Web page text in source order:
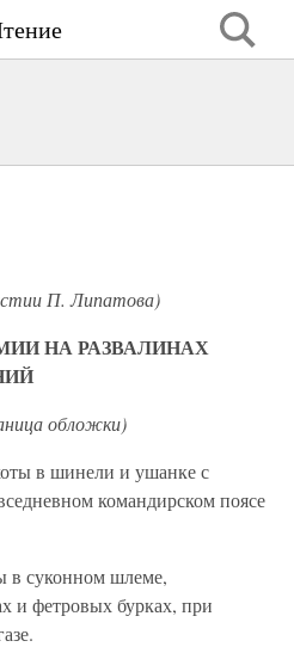
П. Липатова)
НА РАЗВАЛИНАХ
обложки)
в шинели и ушанке с
командирском поясе
в суконном шлеме,
и фетровых бурках, при